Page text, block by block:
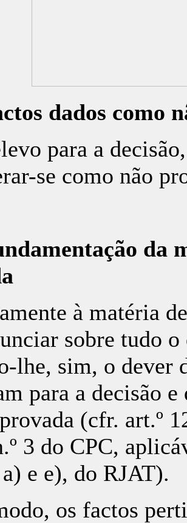
dados como
para a
se como não
da
à matéria
sobre tudo
lhe, sim, o dever
para a decisão
(cfr. art.º
3 do CPC,
e e), do RJAT).
os factos